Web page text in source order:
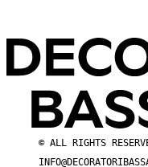
© ALL RIGHTS